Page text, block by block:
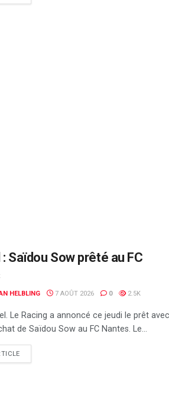
Saïdou Sow prêté au FC
HELBLING 7 AOÛT 2026 0 2.5K
Le Racing a annoncé ce jeudi le prêt avec
de Saïdou Sow au FC Nantes. Le...
DETAILS